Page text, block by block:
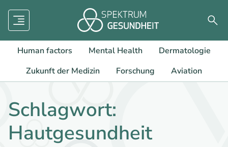
Menü
Human factors Mental Health
Dermatologie
Zukunft der Medizin
Forschung Aviation
Schlagwort:
Hautgesundheit